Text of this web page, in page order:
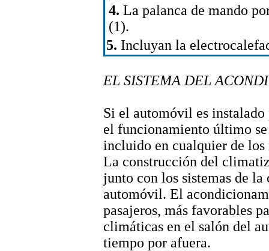
4. La palanca de mando
(1).
5. Incluyan la
EL SISTEMA DEL
Si el automóvil es
el funcionamiento último
incluido en cualquier de
La construcción del
junto con los sistemas de
automóvil. El
pasajeros, más favorables
climáticas en el salón del
tiempo por afuera.